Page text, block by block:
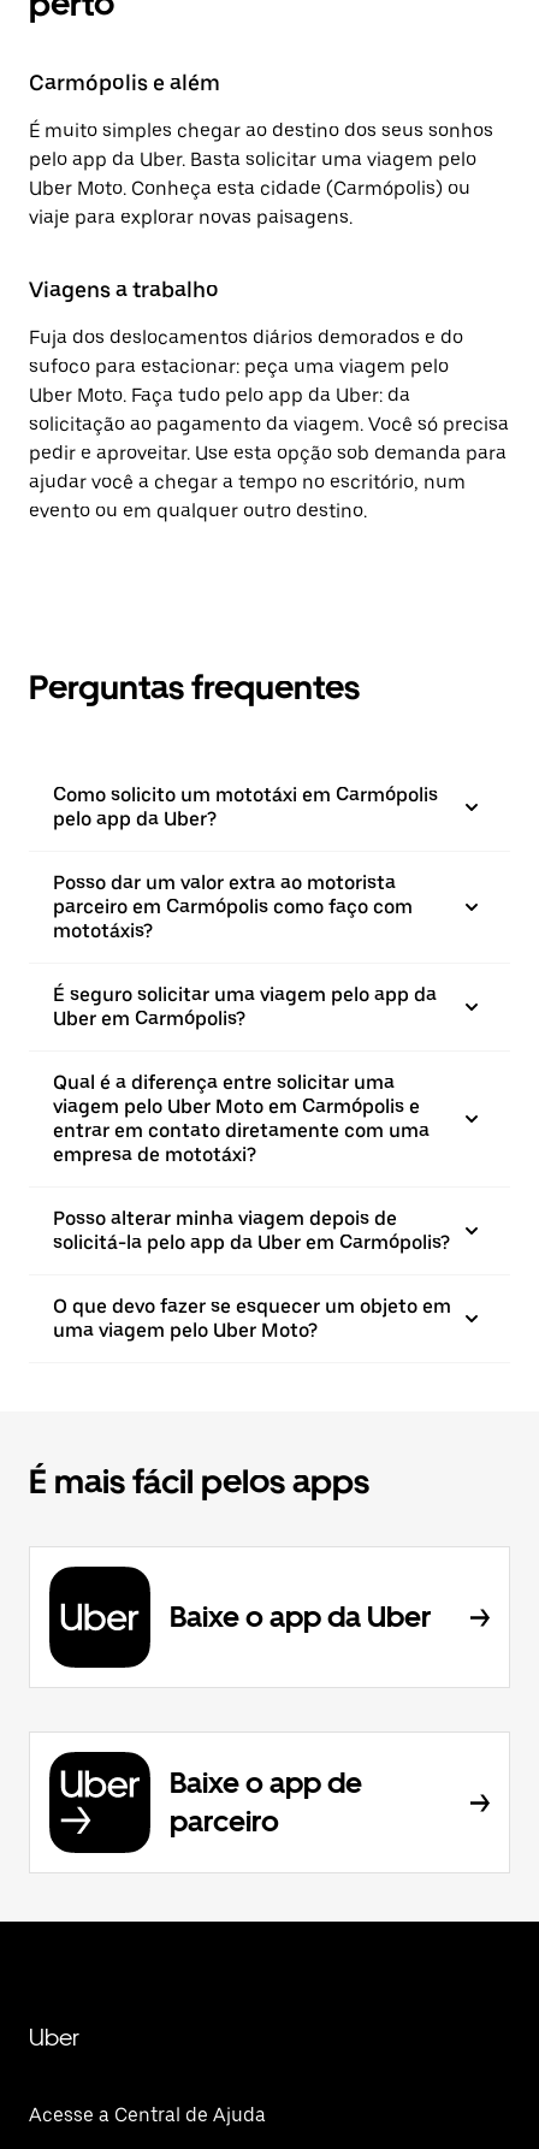
Carmópolis e além
É muito simples chegar ao destino dos seus sonhos
pelo app da Uber. Basta solicitar uma viagem pelo
Uber Moto. Conheça esta cidade (Carmópolis) ou
viaje para explorar novas paisagens.
Viagens a trabalho
Fuja dos deslocamentos diários demorados e do
sufoco para estacionar: peça uma viagem pelo
Uber Moto. Faça tudo pelo app da Uber: da
solicitação ao pagamento da viagem. Você só precisa
pedir e aproveitar. Use esta opção sob demanda para
ajudar você a chegar a tempo no escritório, num
evento ou em qualquer outro destino.
Perguntas frequentes
Como solicito um mototáxi em Carmópolis
pelo app da Uber?
Posso dar um valor extra ao motorista
parceiro em Carmópolis como faço com
mototáxis?
É seguro solicitar uma viagem pelo app da
Uber em Carmópolis?
Qual é a diferença entre solicitar uma
viagem pelo Uber Moto em Carmópolis e
entrar em contato diretamente com uma
empresa de mototáxi?
Posso alterar minha viagem depois de
solicitá-la pelo app da Uber em Carmópolis?
O que devo fazer se esquecer um objeto em
uma viagem pelo Uber Moto?
É mais fácil pelos apps
Baixe o app da Uber
Baixe o app de
parceiro
Uber
Acesse a Central de Ajuda